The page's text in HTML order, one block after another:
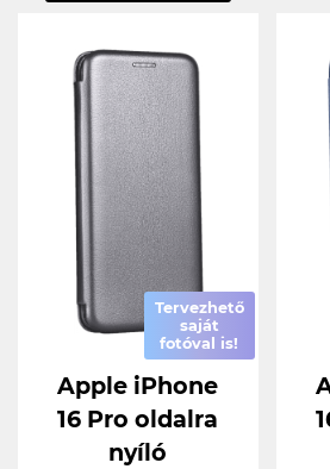
Tervezhető
saját
fotóval is!
Apple iPhone
16 Pro oldalra
nyíló